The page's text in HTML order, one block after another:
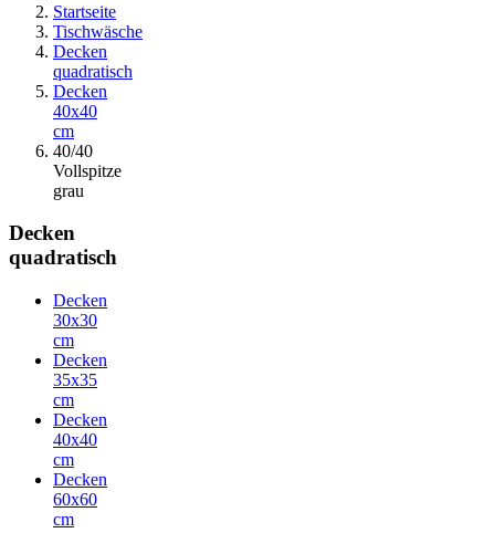
Startseite
Tischwäsche
Decken
quadratisch
Decken
40x40
cm
40/40
Vollspitze
grau
Decken
quadratisch
Decken
30x30
cm
Decken
35x35
cm
Decken
40x40
cm
Decken
60x60
cm